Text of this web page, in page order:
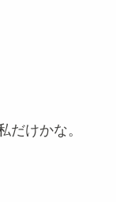
だけかな。